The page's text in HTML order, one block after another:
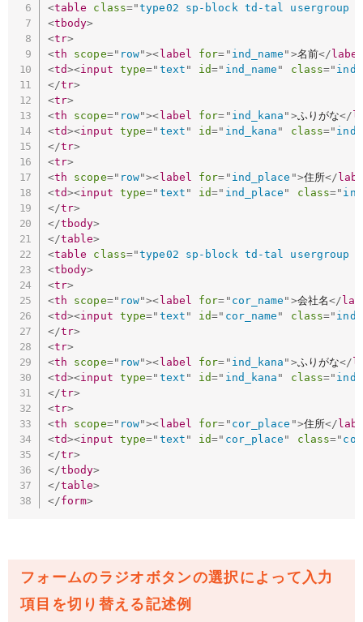
<table class="type02 sp-block td-tal usergroup
<tbody>
<tr>
<th scope=" row">< label for= " ind_name " >名前</
<td><input type=" text " id=" ind_name " class="
</tr>
<tr>
<th scope=" row">< label for= " ind_kana " >ふりがな</
<td><input type=" text " id=" ind_kana " class="
</tr>
<tr>
<th scope=" row">< label for= " ind_place ">住所</
<td><input type=" text " id=" ind_place " class="
</tr>
</tbody>
</table>
<table class="type02 sp-block td-tal usergroup
<tbody>
<tr>
<th scope=" row">< label for= " cor_name " >会社名</
<td><input type=" text " id=" cor_name " class="
</tr>
<tr>
<th scope=" row">< label for= " ind_kana " >ふりがな</
<td><input type=" text " id=" ind_kana " class="
</tr>
<tr>
<th scope=" row">< label for= " cor_place ">住所</
<td><input type=" text " id=" cor_place " class="
</tr>
</tbody>
</table>
</form>
フォームのラジオボタンの選択によって入力
項目を切り替える記述例